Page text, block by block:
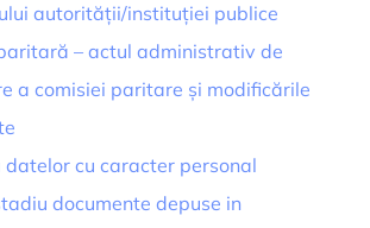
autorității/instituției publice
– actul administrativ de
a comisiei paritare și modificările
datelor cu caracter personal
documente depuse in